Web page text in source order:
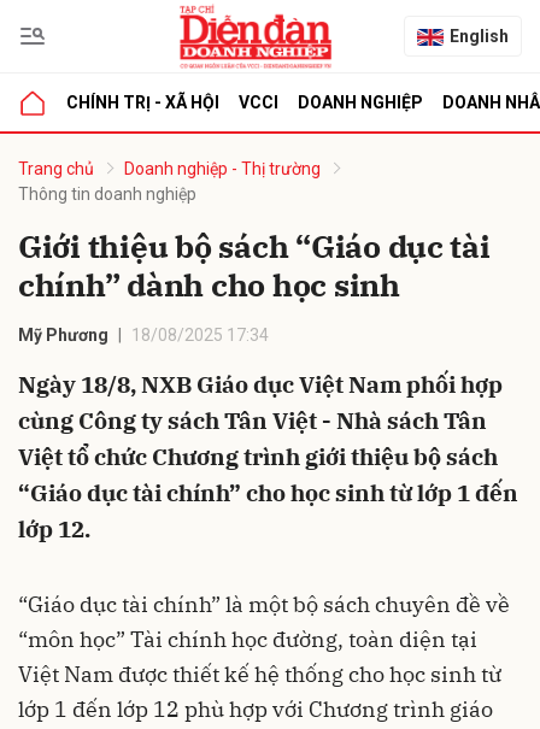
English
CHÍNH TRỊ - XÃ HỘI VCCI DOANH NGHIỆP DOANH
Trang chủ
Doanh nghiệp - Thị trường
Thông tin doanh nghiệp
Giới thiệu bộ sách “Giáo dục tài
chính” dành cho học sinh
Mỹ Phương 18/08/2025 17:34
Ngày 18/8, NXB Giáo dục Việt Nam phối hợp
cùng Công ty sách Tân Việt - Nhà sách Tân
Việt tổ chức Chương trình giới thiệu bộ sách
“Giáo dục tài chính” cho học sinh từ lớp 1 đến
lớp 12.
“Giáo dục tài chính” là một bộ sách chuyên đề về
“môn học” Tài chính học đường, toàn diện tại
Việt Nam được thiết kế hệ thống cho học sinh từ
lớp 1 đến lớp 12 phù hợp với Chương trình giáo
luận
Hủy